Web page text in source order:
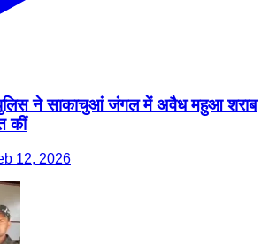
पुलिस ने साकाचुआं जंगल में अवैध महुआ शराब
कीं
12, 2026